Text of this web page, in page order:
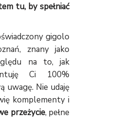
tu, by spełniać
gigolo
znany jako
na to, jak
Ci 100%
uwagę. Nie udaję
komplementy i
przeżycie, pełne